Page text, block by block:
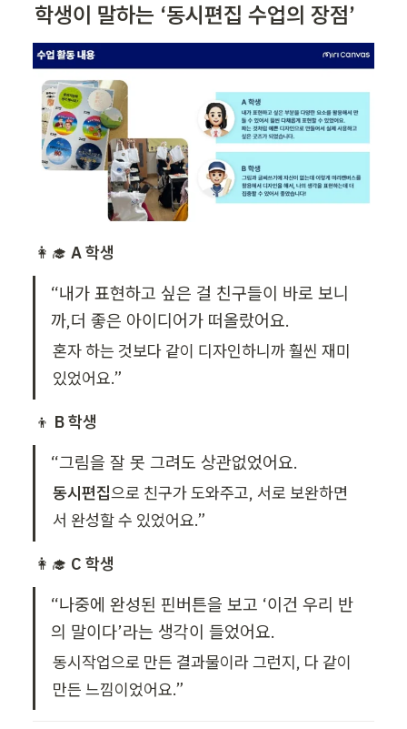
학생이 말하는 ‘동시편집 수업의 장점’
👩‍🎓 A 학생
“내가 표현하고 싶은 걸 친구들이 바로 보니
까,더 좋은 아이디어가 떠올랐어요.
혼자 하는 것보다 같이 디자인하니까 훨씬 재미
있었어요.”
👦 B 학생
“그림을 잘 못 그려도 상관없었어요.
동시편집으로 친구가 도와주고, 서로 보완하면
서 완성할 수 있었어요.”
👩‍🎓 C 학생
“나중에 완성된 핀버튼을 보고 ‘이건 우리 반
의 말이다’라는 생각이 들었어요.
동시작업으로 만든 결과물이라 그런지, 다 같이
만든 느낌이었어요.”